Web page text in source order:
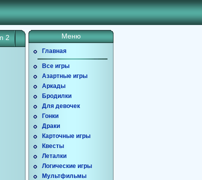
2 Меню
Главная
Все игры
Азартные игры
Аркады
Бродилки
Для девочек
Гонки
Драки
Карточные игры
Квесты
Леталки
Логические игры
Мультфильмы